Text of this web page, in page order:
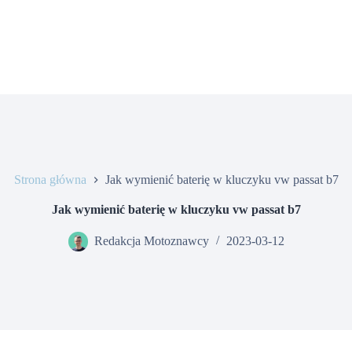
Strona główna Jak wymienić baterię w kluczyku vw passat b7
Jak wymienić baterię w kluczyku vw passat b7
Redakcja Motoznawcy 2023-03-12